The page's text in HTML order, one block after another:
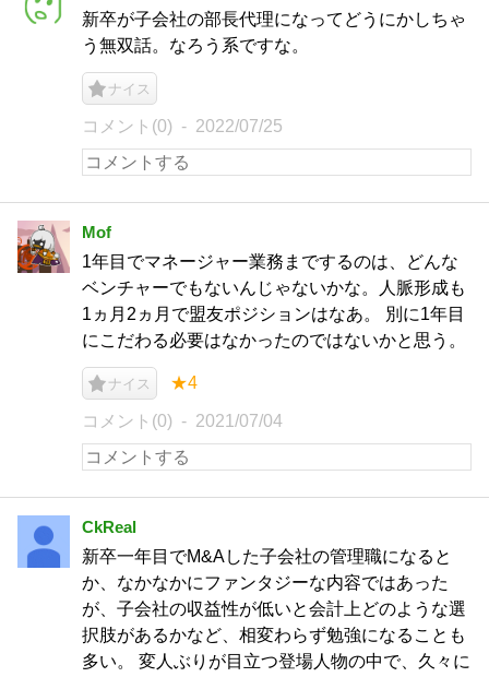
新卒が子会社の部長代理になってどうにかしちゃ
う無双話。なろう系ですな。
ナイス
コメント(0) 2022/07/25
Mof
1年目でマネージャー業務までするのは、どんな
ベンチャーでもないんじゃないかな。人脈形成も
1ヵ月2ヵ月で盟友ポジションはなあ。 別に1年目
にこだわる必要はなかったのではないかと思う。
ナイス ★4
コメント(0) 2021/07/04
CkReal
新卒一年目でM&Aした子会社の管理職になると
か、なかなかにファンタジーな内容ではあった
が、子会社の収益性が低いと会計上どのような選
択肢があるかなど、相変わらず勉強になることも
多い。 変人ぶりが目立つ登場人物の中で、久々に